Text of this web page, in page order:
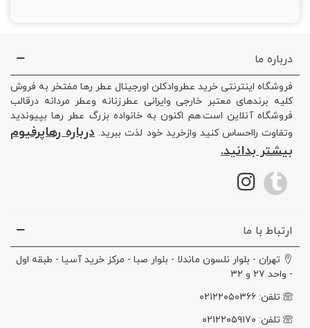
درباره ما
فروشگاه اینترنتی خرید عطروادکلن اورجینال عطر رها مفتخر به فروش
کلیه برندهای معتبر خارجی وایرانی عطرزنانه وعطر مردانه درقالب
فروشگاه آنلاین است.هم اکنون به خانواده بزرگ عطر رها بپیوندید
وتفاوت رااحساس کنید وازخرید خود لذت ببرید. درباره رهاپرفیوم
بیشتر بدانید.
ارتباط با ما
تهران - بلوار نلسون ماندلا - بلوار صبا - مرکز خرید آسیا - طبقه اول
- واحد ۲۷ و ۳۲
تلفن: ۰۲۱۲۲۰۵۰۳۶۶
تلفن: ۰۲۱۲۲۰۵۹۱۷۰